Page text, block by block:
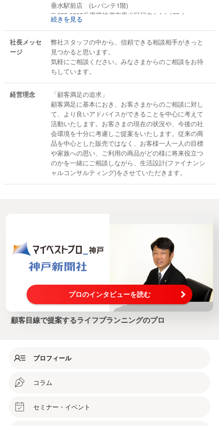
垂水駅前店 (レバンテ1階)
〒655-0893兵庫県神戸市垂水区日向1-4-1-125-1
TEL：078-862-8451
続きを見る
社長メッセ
ージ
弊社スタッフの中から、信頼できる相談相手がきっと
見つかると思います。
気軽にご相談ください。みなさまからのご相談をお待
ちしています。
経営理念
「顧客満足の追求」
顧客満足に基本におき、お客さまからのご相談に対し
て、より良いアドバイスができることを中心に考えて
活動いたします。お客さまの現在の状況や、今後の社
会環境を十分に考慮しご提案をいたします。従来の商
品を中心とした販売ではなく、お客様一人一人の目標
や家族への思い、ご利用の商品がどの様に将来役立つ
のかを一緒にご相談しながら、生活設計(ファイナンシ
ャルコンサルティング)をさせていただきます。
プロのインタビューを読む
顧客目線で提案するライフプランニングのプロ
プロフィール
コラム
セミナー・イベント